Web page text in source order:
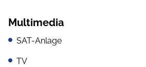
Multimedia
SAT-Anlage
TV